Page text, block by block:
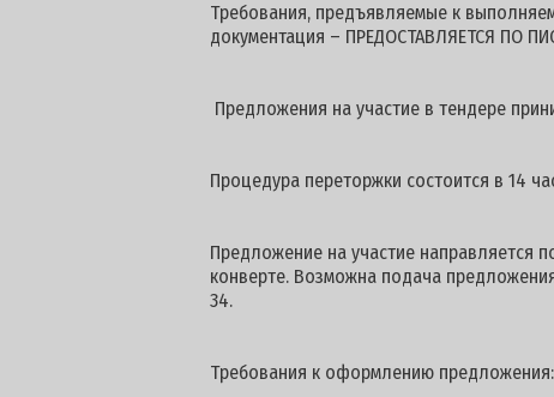
Требования, предъявляемые к
документация – ПРЕДОСТАВЛЯЕТСЯ ПО
Предложения на участие в тендере
Процедура переторжки состоится в 14
Предложение на участие направляется
конверте. Возможна подача
34.
Требования к оформлению предложения: